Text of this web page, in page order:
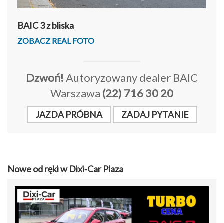
BAIC 3 z bliska
ZOBACZ REAL FOTO
Dzwoń!Autoryzowany dealer BAIC
Warszawa (22) 716 30 20
JAZDA PRÓBNA ZADAJ PYTANIE
Nowe od ręki w Dixi‑Car Plaza